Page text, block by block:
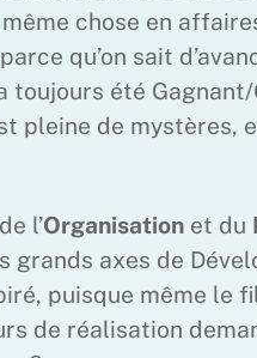
chose en
qu’on sait
toujours été
pleine de mystères,
l’Organisation et du
grands axes de
puisque même le
de réalisation